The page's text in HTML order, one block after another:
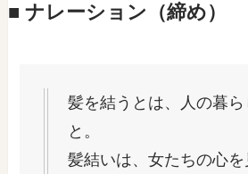
■ ナレーション（締め）
髪を結うとは、人の暮ら
と。
髪結いは、女たちの心を